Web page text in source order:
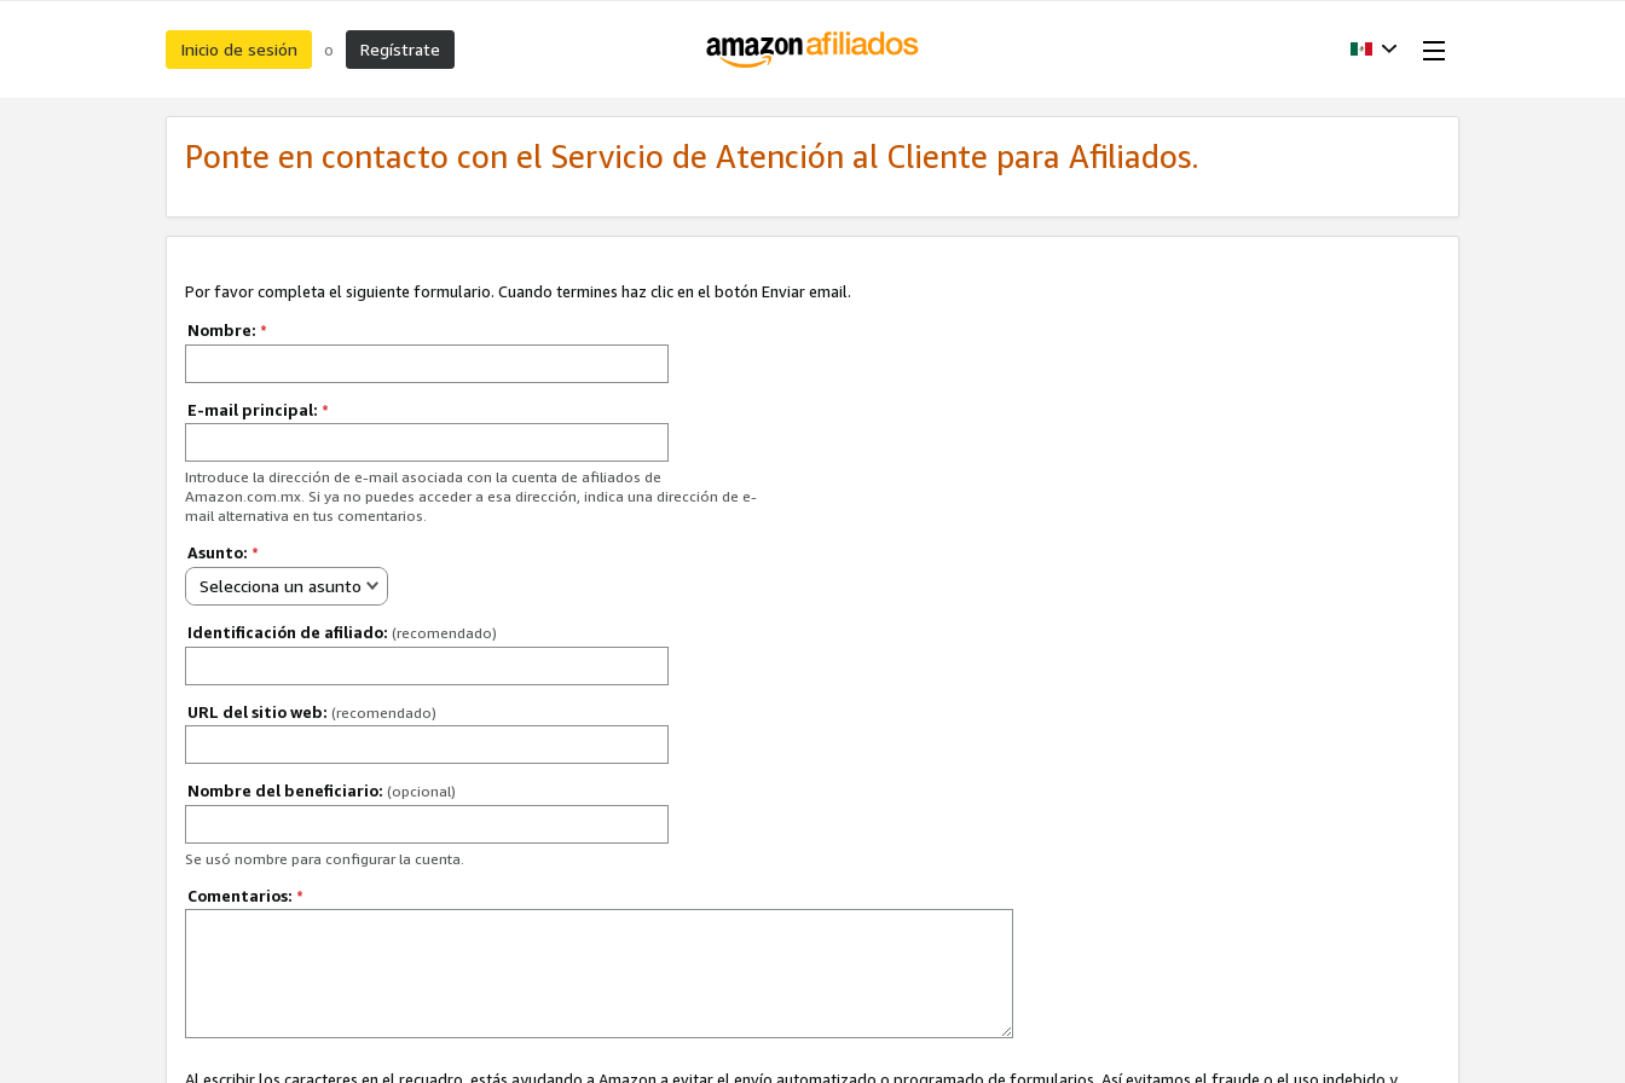
Inicio de sesión o Regístrate
Ponte en contacto con el Servicio de Atención al Cliente para Afiliados.
Por favor completa el siguiente formulario. Cuando termines haz clic en el botón Enviar email.
Nombre: *
E-mail principal: *
Introduce la dirección de e-mail asociada con la cuenta de afiliados de
Amazon.com.mx. Si ya no puedes acceder a esa dirección, indica una dirección de e-
mail alternativa en tus comentarios.
Asunto: *
Selecciona un asunto
Identificación de afiliado: (recomendado)
URL del sitio web: (recomendado)
Nombre del beneficiario: (opcional)
Se usó nombre para configurar la cuenta.
Comentarios: *